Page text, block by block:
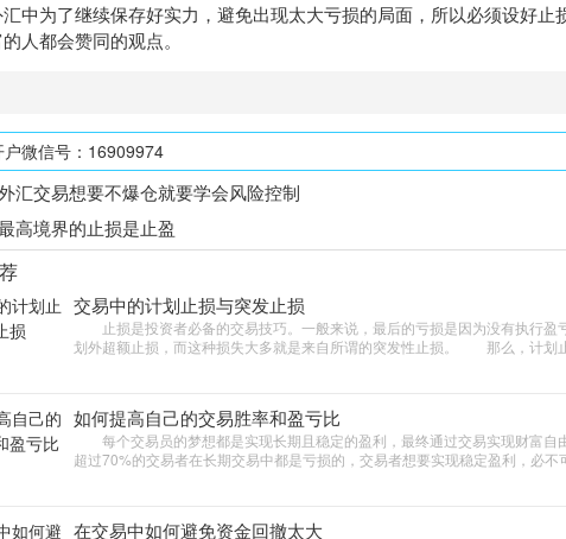
为了继续保存好实力，避免出现太大亏损的局面，所以必须设好止
人都会赞同的观点。
微信号：16909974
汇交易想要不爆仓就要学会风险控制
高境界的止损是止盈
交易中的计划止损与突发止损
止损是投资者必备的交易技巧。一般来说，最后的亏损是因为没有执行盈
划外超额止损，而这种损失大多就是来自所谓的突发性止损。 那么，计划
如何提高自己的交易胜率和盈亏比
每个交易员的梦想都是实现长期且稳定的盈利，最终通过交易实现财富自
超过70%的交易者在长期交易中都是亏损的，交易者想要实现稳定盈利，必不
在交易中如何避免资金回撤太大